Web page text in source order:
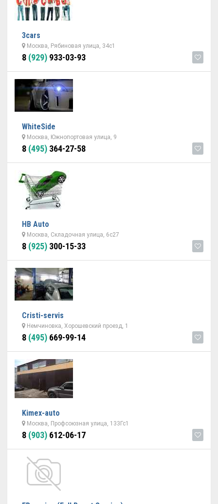
3cars
Москва, Рябиновая улица, 34с1
8 (929) 933-03-93
WhiteSide
Москва, Южнопортовая улица, 9
8 (495) 364-27-58
НВ Auto
Москва, Складочная улица, 6с27
8 (925) 300-15-33
Cristi-servis
Немчиновка, Хорошевский проезд, 1
8 (495) 669-99-14
Kimex-auto
Москва, Профсоюзная улица, 133Гс1
8 (903) 612-06-17